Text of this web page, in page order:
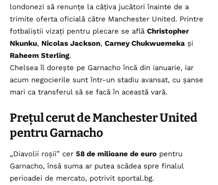
londonezi să renunțe la câțiva jucători înainte de a
trimite oferta oficială către Manchester United. Printre
fotbaliștii vizați pentru plecare se află Christopher
Nkunku, Nicolas Jackson, Carney Chukwuemeka și
Raheem Sterling.
Chelsea îl dorește pe Garnacho încă din ianuarie, iar
acum negocierile sunt într-un stadiu avansat, cu șanse
mari ca transferul să se facă în această vară.
Prețul cerut de Manchester United
pentru Garnacho
„Diavolii roșii” cer 58 de milioane de euro pentru
Garnacho, însă suma ar putea scădea spre finalul
perioadei de mercato, potrivit sportal.bg.